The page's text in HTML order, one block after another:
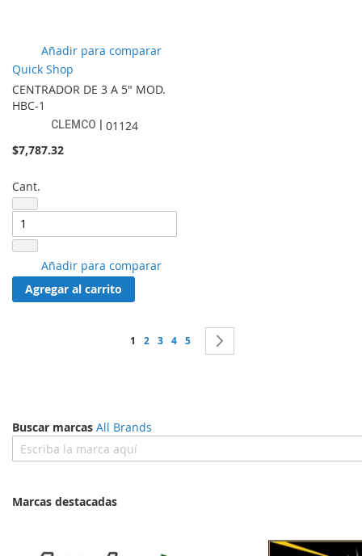
Añadir
a
de
favoritos
Añadir para comparar
Quick Shop
CENTRADOR DE 3 A 5" MOD.
HBC-1
CLEMCO
01124
$7,787.32
Cant.
Añadir
a
lista
Añadir para comparar
Agregar al carrito
Página
Estás leyendo la página
1 Página
2 Página
3 Página
4 Página
5
Buscar marcas All Brands
Marcas destacadas